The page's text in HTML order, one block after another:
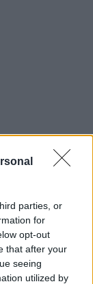
parties, or
for
opt-out
that after your
seeing
utilized by